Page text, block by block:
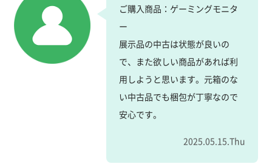
ご購入商品：ゲーミングモニタ
ー
展示品の中古は状態が良いの
で、また欲しい商品があれば利
用しようと思います。元箱のな
い中古品でも梱包が丁寧なので
安心です。
2025.05.15.Thu